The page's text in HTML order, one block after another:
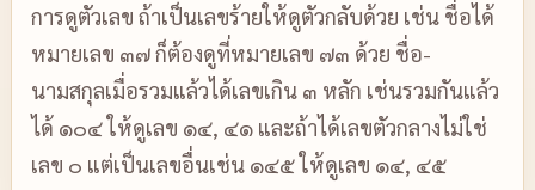
การดูตัวเลข ถ้าเป็นเลขร้ายให้ดูตัวกลับด้วย เช่น ชื่อได้
หมายเลข ๓๗ ก็ต้องดูที่หมายเลข ๗๓ ด้วย ชื่อ-
นามสกุลเมื่อรวมแล้วได้เลขเกิน ๓ หลัก เช่นรวมกันแล้ว
ได้ ๑๐๔ ให้ดูเลข ๑๔, ๔๑ และถ้าได้เลขตัวกลางไม่ใช่
เลข ๐ แต่เป็นเลขอื่นเช่น ๑๔๕ ให้ดูเลข ๑๔, ๔๕